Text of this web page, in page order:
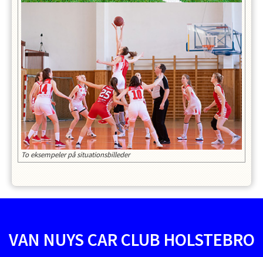
To eksempeler på situationsbilleder
VAN NUYS CAR CLUB HOLSTEBRO